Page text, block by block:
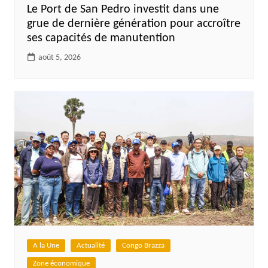
Le Port de San Pedro investit dans une
grue de dernière génération pour accroître
ses capacités de manutention
août 5, 2026
A la Une Actualité Congo Brazza
Zone économique